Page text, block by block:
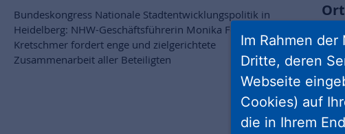
Bundeskongress Nationale Stadtentwicklungspolitik in
Heidelberg: NHW-Geschäftsführerin Monika Fontaine-
Kretschmer fordert enge und zielgerichtete
Zusammenarbeit aller Beteiligten
Die
Im Rahmen
Dritte, deren
Webseite
Cookies) auf
die in Ihrem